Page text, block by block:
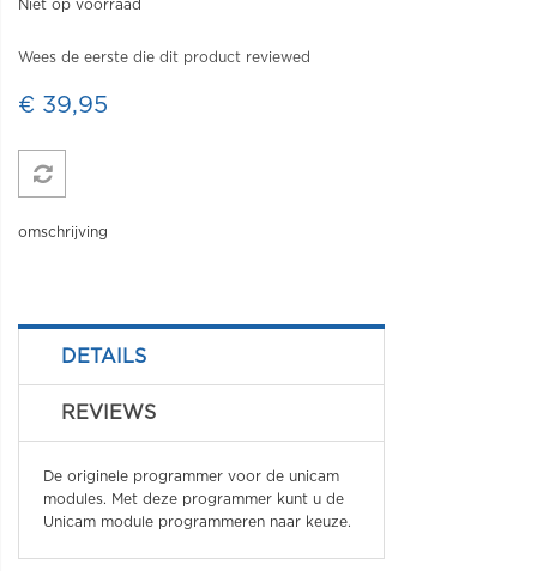
Niet op voorraad
Wees de eerste die dit product reviewed
€ 39,95
omschrijving
DETAILS
REVIEWS
De originele programmer voor de unicam
modules. Met deze programmer kunt u de
Unicam module programmeren naar keuze.